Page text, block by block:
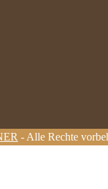
- Alle Rechte